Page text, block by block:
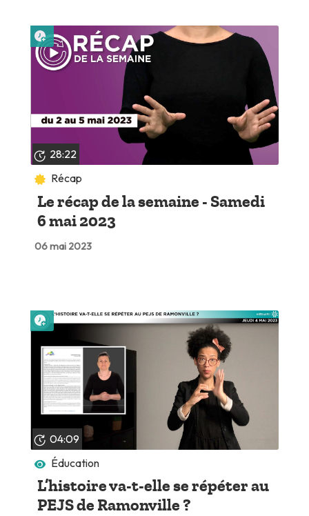
28:22
Récap
Le récap de la semaine - Samedi
6 mai 2023
06 mai 2023
Lire plus tard
04:09
Éducation
L’histoire va-t-elle se répéter au
PEJS de Ramonville ?
Lire plus tard